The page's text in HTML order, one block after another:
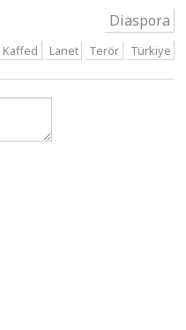
Diaspora
Kaffed Lanet Terör Türkiye